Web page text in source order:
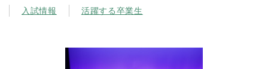
入試情報 活躍する卒業生